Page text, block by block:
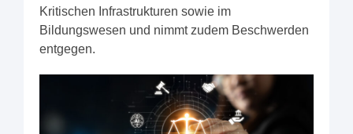
Kritischen Infrastrukturen sowie im
Bildungswesen und nimmt zudem Beschwerden
entgegen.